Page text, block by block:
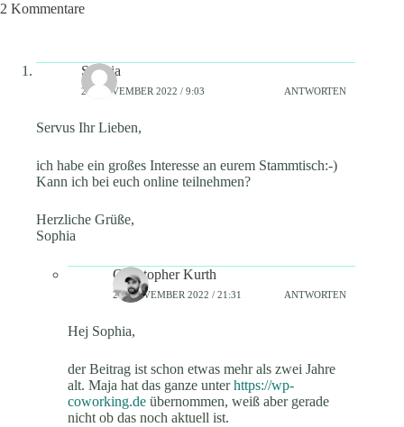
2 Kommentare
Sophia
23. NOVEMBER 2022 / 9:03 ANTWORTEN
Servus Ihr Lieben,
ich habe ein großes Interesse an eurem Stammtisch:-)
Kann ich bei euch online teilnehmen?
Herzliche Grüße,
Sophia
Christopher Kurth
24. NOVEMBER 2022 / 21:31 ANTWORTEN
Hej Sophia,
der Beitrag ist schon etwas mehr als zwei Jahre
alt. Maja hat das ganze unterhttps://wp-
coworking.de übernommen, weiß aber gerade
nicht ob das noch aktuell ist.